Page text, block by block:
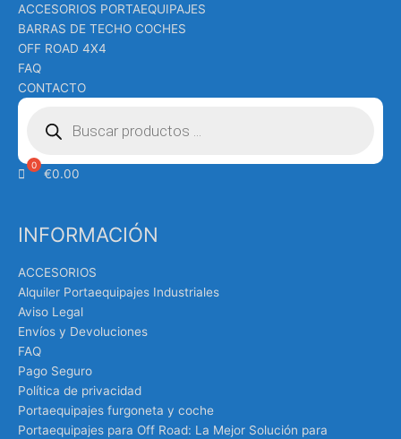
ACCESORIOS PORTAEQUIPAJES
BARRAS DE TECHO COCHES
OFF ROAD 4X4
FAQ
CONTACTO
Búsqueda
productos
€0.00
INFORMACIÓN
ACCESORIOS
Alquiler Portaequipajes Industriales
Aviso Legal
Envíos y Devoluciones
FAQ
Pago Seguro
Política de privacidad
Portaequipajes furgoneta y coche
Portaequipajes para Off Road: La Mejor Solución para